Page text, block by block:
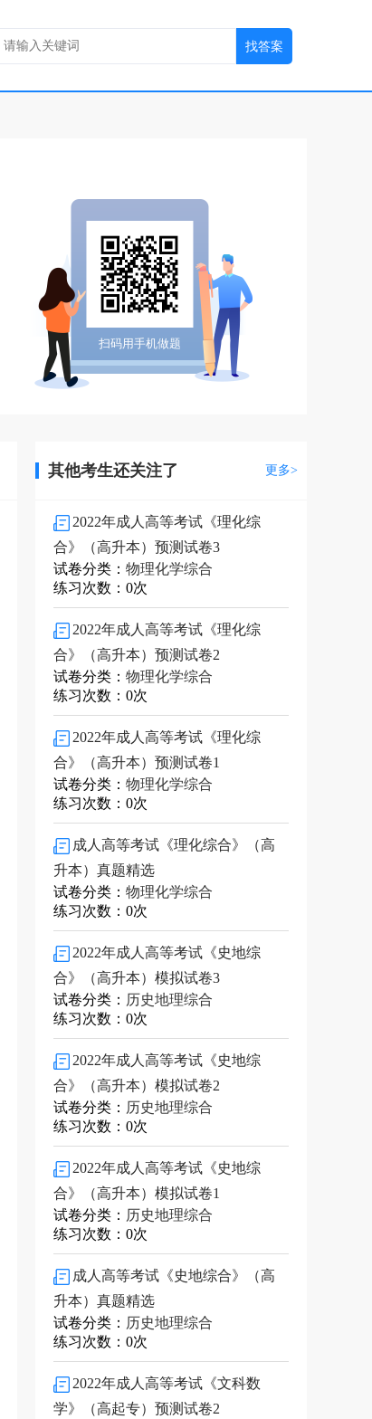
扫码用手机做题
其他考生还关注了 更多>
2022年成人高等考试《理化综
合》（高升本）预测试卷3
试卷分类： 物理化学综合
练习次数：0次
2022年成人高等考试《理化综
合》（高升本）预测试卷2
试卷分类： 物理化学综合
练习次数：0次
2022年成人高等考试《理化综
合》（高升本）预测试卷1
试卷分类： 物理化学综合
练习次数：0次
成人高等考试《理化综合》（高
升本）真题精选
试卷分类： 物理化学综合
练习次数：0次
2022年成人高等考试《史地综
合》（高升本）模拟试卷3
试卷分类： 历史地理综合
练习次数：0次
2022年成人高等考试《史地综
合》（高升本）模拟试卷2
试卷分类： 历史地理综合
练习次数：0次
2022年成人高等考试《史地综
合》（高升本）模拟试卷1
试卷分类： 历史地理综合
练习次数：0次
成人高等考试《史地综合》（高
升本）真题精选
试卷分类： 历史地理综合
练习次数：0次
2022年成人高等考试《文科数
学》（高起专）预测试卷2